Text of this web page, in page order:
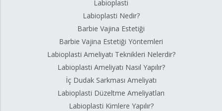
Labioplasti
Labioplasti Nedir?
Barbie Vajina Estetiği
Barbie Vajina Estetiği Yöntemleri
Labioplasti Ameliyatı Teknikleri Nelerdir?
Labioplasti Ameliyatı Nasıl Yapılır?
İç Dudak Sarkması Ameliyatı
Labioplasti Düzeltme Ameliyatları
Labioplasti Kimlere Yapılır?